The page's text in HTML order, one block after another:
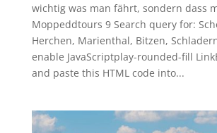
wichtig was man fährt, sondern dass
Moppeddtours 9 Search query for:
Herchen, Marienthal, Bitzen,
enable JavaScriptplay-rounded-fill
and paste this HTML code into...